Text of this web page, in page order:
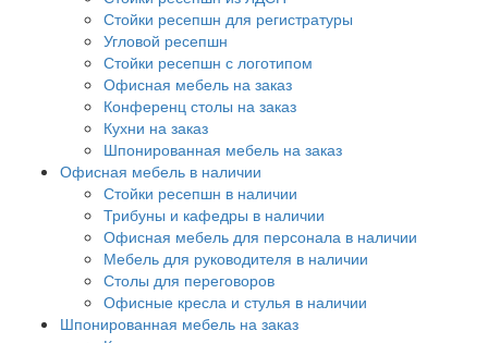
Стойки ресепшн для регистратуры
Угловой ресепшн
Стойки ресепшн с логотипом
Офисная мебель на заказ
Конференц столы на заказ
Кухни на заказ
Шпонированная мебель на заказ
Офисная мебель в наличии
Стойки ресепшн в наличии
Трибуны и кафедры в наличии
Офисная мебель для персонала в наличии
Мебель для руководителя в наличии
Столы для переговоров
Офисные кресла и стулья в наличии
Шпонированная мебель на заказ